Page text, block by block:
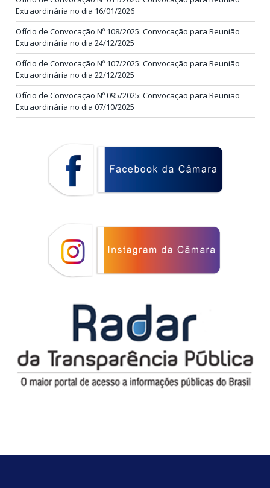
Extraordinária no dia 16/01/2026
Ofício de Convocação Nº 108/2025: Convocação para Reunião
Extraordinária no dia 24/12/2025
Ofício de Convocação Nº 107/2025: Convocação para Reunião
Extraordinária no dia 22/12/2025
Ofício de Convocação Nº 095/2025: Convocação para Reunião
Extraordinária no dia 07/10/2025